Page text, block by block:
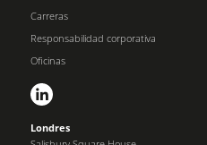
Carreras
Responsabilidad corporativa
Oficinas
Londres